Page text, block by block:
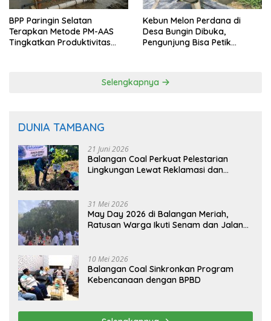
BPP Paringin Selatan
Terapkan Metode PM-AAS
Tingkatkan Produktivitas
Kebun Melon Perdana di
Desa Bungin Dibuka,
Pengunjung Bisa Petik
Selengkapnya
DUNIA TAMBANG
21 Juni 2026
Balangan Coal Perkuat Pelestarian
Lingkungan Lewat Reklamasi dan
31 Mei 2026
May Day 2026 di Balangan Meriah,
Ratusan Warga Ikuti Senam dan Jalan
10 Mei 2026
Balangan Coal Sinkronkan Program
Kebencanaan dengan BPBD